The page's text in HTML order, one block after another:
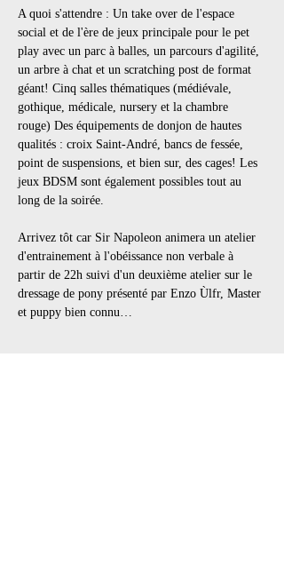
A quoi s'attendre : Un take over de l'espace
social et de l'ère de jeux principale pour le pet
play avec un parc à balles, un parcours d'agilité,
un arbre à chat et un scratching post de format
géant! Cinq salles thématiques (médiévale,
gothique, médicale, nursery et la chambre
rouge) Des équipements de donjon de hautes
qualités : croix Saint-André, bancs de fessée,
point de suspensions, et bien sur, des cages! Les
jeux BDSM sont également possibles tout au
long de la soirée.
Arrivez tôt car Sir Napoleon animera un atelier
d'entrainement à l'obéissance non verbale à
partir de 22h suivi d'un deuxième atelier sur le
dressage de pony présenté par Enzo Ùlfr, Master
et puppy bien connu…